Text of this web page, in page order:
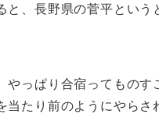
、長野県の菅平という
っぱり合宿ってもの
たり前のようにやらさ